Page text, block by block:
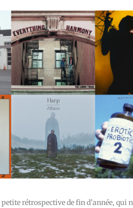
rétrospective de fin d’année, qui